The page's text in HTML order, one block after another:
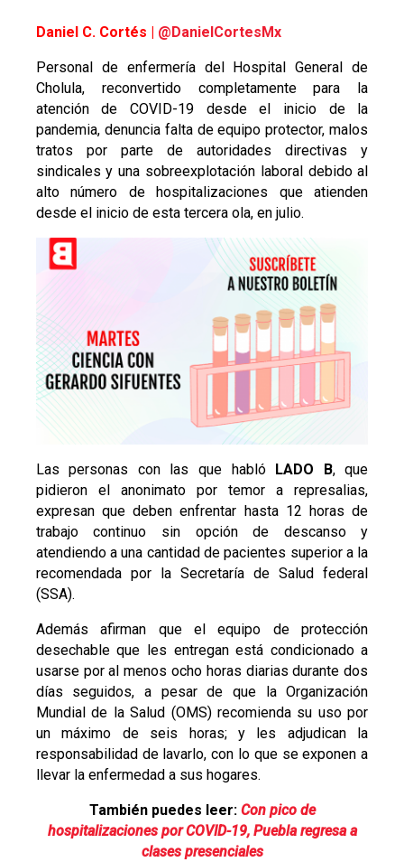
Daniel C. Cortés | @DanielCortesMx
Personal de enfermería del Hospital General de
Cholula, reconvertido completamente para la
atención de COVID-19 desde el inicio de la
pandemia, denuncia falta de equipo protector, malos
tratos por parte de autoridades directivas y
sindicales y una sobreexplotación laboral debido al
alto número de hospitalizaciones que atienden
desde el inicio de esta tercera ola, en julio.
Las personas con las que hablóLADO B, que
pidieron el anonimato por temor a represalias,
expresan que deben enfrentar hasta 12 horas de
trabajo continuo sin opción de descanso y
atendiendo a una cantidad de pacientes superior a la
recomendada por la Secretaría de Salud federal
(SSA).
Además afirman que el equipo de protección
desechable que les entregan está condicionado a
usarse por al menos ocho horas diarias durante dos
días seguidos, a pesar de que la Organización
Mundial de la Salud (OMS) recomienda su uso por
un máximo de seis horas; y les adjudican la
responsabilidad de lavarlo, con lo que se exponen a
llevar la enfermedad a sus hogares.
También puedes leer: Con pico de
hospitalizaciones por COVID-19, Puebla regresa a
clases presenciales